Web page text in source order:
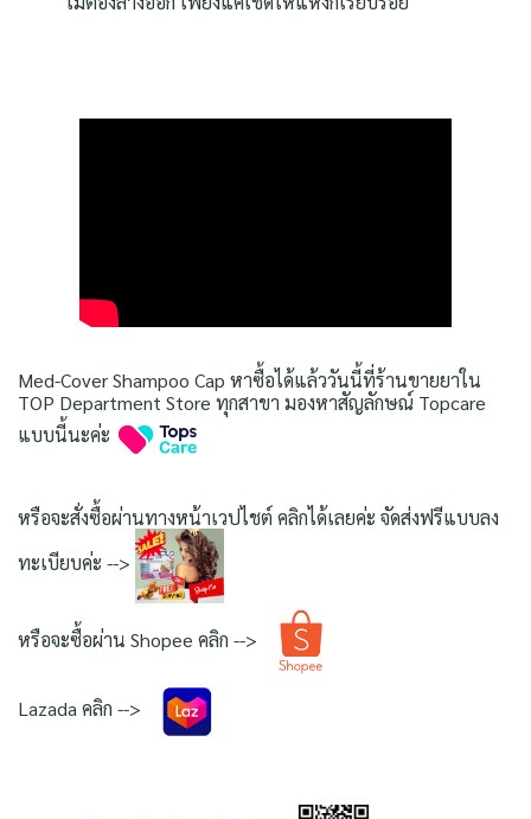
Med-Cover Shampoo Cap หาซื้อได้แล้ววันนี้ที่ร้านขายยาใน
TOP Department Store ทุกสาขา มองหาสัญลักษณ์ Topcare
แบบนี้นะค่ะ
หรือจะสั่งซื้อผ่านทางหน้าเวปไชต์ คลิกได้เลยค่ะ จัดส่งฟรีแบบลง
ทะเบียบค่ะ -->
หรือจะซื้อผ่าน Shopee คลิก -->
Lazada คลิก -->